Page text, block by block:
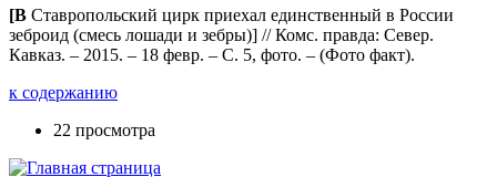
[В Ставропольский цирк приехал единственный в России
зеброид (смесь лошади и зебры)] // Комс. правда: Север.
Кавказ. – 2015. – 18 февр. – С. 5, фото. – (Фото факт).
к содержанию
22 просмотра